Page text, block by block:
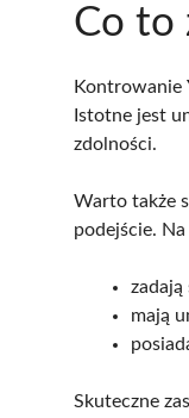
Co to
Kontrowanie
Istotne jest
zdolności.
Warto także
podejście.
zadają
mają
Skuteczne